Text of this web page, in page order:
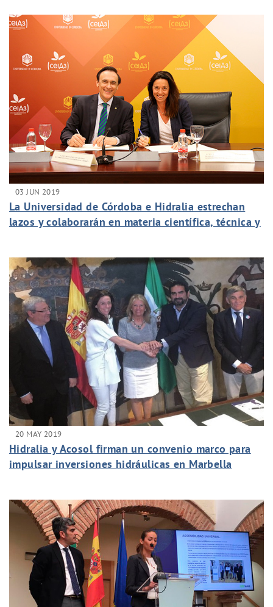
03 JUN 2019
La Universidad de Córdoba e Hidralia estrechan
lazos y colaborarán en materia científica, técnica y
20 MAY 2019
Hidralia y Acosol firman un convenio marco para
impulsar inversiones hidráulicas en Marbella